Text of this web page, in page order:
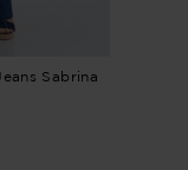
Sabrina